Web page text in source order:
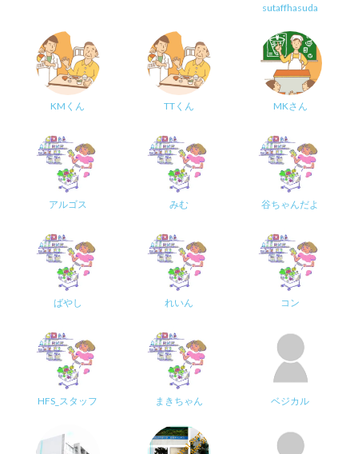
sutaffhasuda
KMくん TTくん MKさん
アルゴス みむ 谷ちゃんだよ
ばやし れいん コン
HFS_スタッフ まきちゃん ベジカル